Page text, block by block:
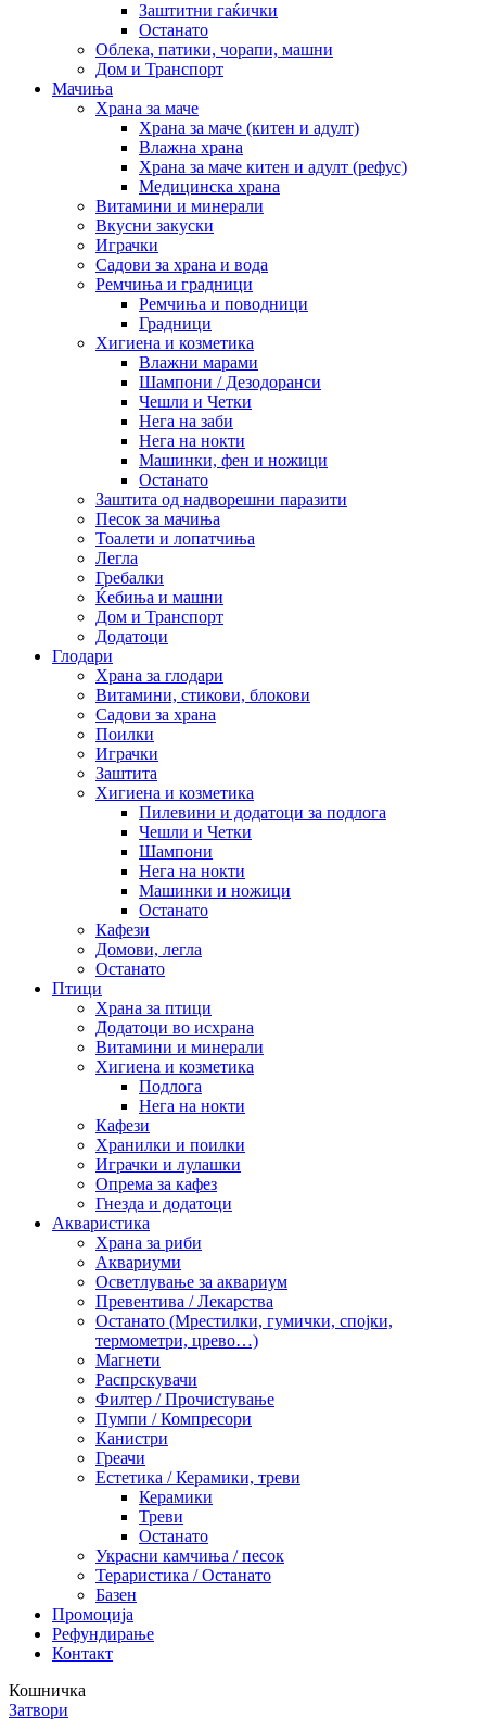
Заштитни гаќички
Останато
Облека, патики, чорапи, машни
Дом и Транспорт
Мачиња
Храна за маче
Храна за маче (китен и адулт)
Влажна храна
Храна за маче китен и адулт (рефус)
Медицинска храна
Витамини и минерали
Вкусни закуски
Играчки
Садови за храна и вода
Ремчиња и градници
Ремчиња и поводници
Градници
Хигиена и козметика
Влажни марами
Шампони / Дезодоранси
Чешли и Четки
Нега на заби
Нега на нокти
Машинки, фен и ножици
Останато
Заштита од надворешни паразити
Песок за мачиња
Тоалети и лопатчиња
Легла
Гребалки
Ќебиња и машни
Дом и Транспорт
Додатоци
Глодари
Храна за глодари
Витамини, стикови, блокови
Садови за храна
Поилки
Играчки
Заштита
Хигиена и козметика
Пилевини и додатоци за подлога
Чешли и Четки
Шампони
Нега на нокти
Машинки и ножици
Останато
Кафези
Домови, легла
Останато
Птици
Храна за птици
Додатоци во исхрана
Витамини и минерали
Хигиена и козметика
Подлога
Нега на нокти
Кафези
Хранилки и поилки
Играчки и лулашки
Опрема за кафез
Гнезда и додатоци
Акваристика
Храна за риби
Аквариуми
Осветлување за аквариум
Превентива / Лекарства
Останато (Мрестилки, гумички, спојки,
термометри, црево…)
Магнети
Распрскувачи
Филтер / Прочистување
Пумпи / Компресори
Канистри
Греачи
Естетика / Керамики, треви
Керамики
Треви
Останато
Украсни камчиња / песок
Тераристика / Останато
Базен
Промоција
Рефундирање
Контакт
Кошничка
Затвори